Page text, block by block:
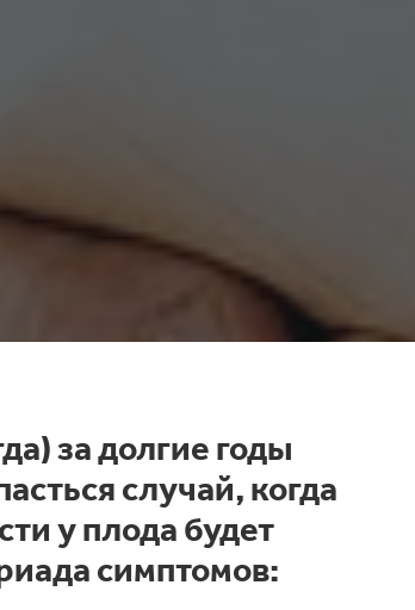
за долгие годы
случай, когда
у плода будет
симптомов: